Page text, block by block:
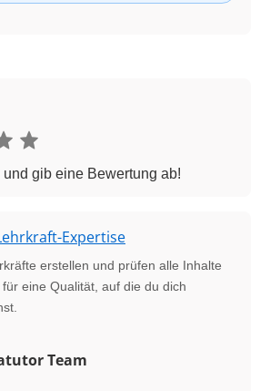
und gib eine Bewertung ab!
Expertise
erstellen und prüfen alle Inhalte
eine Qualität, auf die du dich
Team